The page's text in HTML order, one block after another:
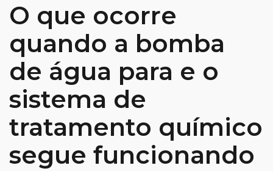
O que ocorre
quando a bomba
de água para e o
sistema de
tratamento químico
segue funcionando